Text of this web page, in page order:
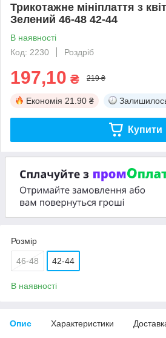
Трикотажне мініплаття з
Зелений 46-48 42-44
В наявності
Код: 2230
Роздріб
197,10 ₴ 219 ₴
Економія 21.90 ₴
Купити
Розмір
46-48 42-44
В наявності
Опис Характеристики